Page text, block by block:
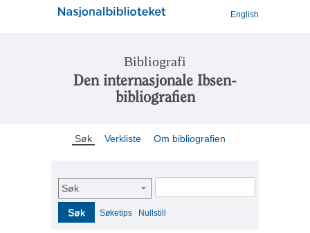
English
Bibliografi
Den internasjonale Ibsen-
bibliografien
Søk Verkliste Om bibliografien
Søk
Søk Søketips Nullstill